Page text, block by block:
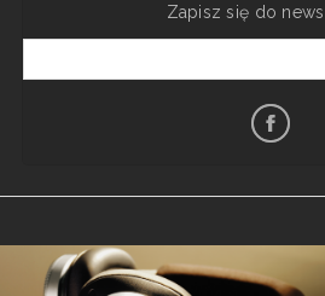
Zapisz się do